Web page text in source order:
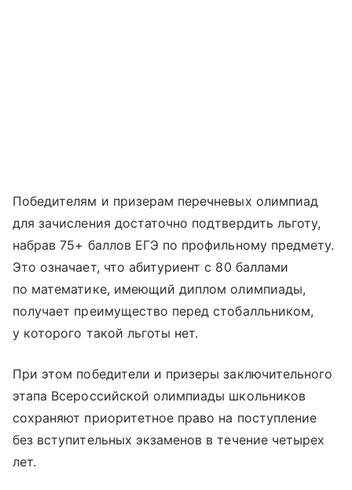
Победителям и призерам перечневых олимпиад
для зачисления достаточно подтвердить льготу,
набрав 75+ баллов ЕГЭ по профильному предмету.
Это означает, что абитуриент с 80 баллами
по математике, имеющий диплом олимпиады,
получает преимущество перед стобалльником,
у которого такой льготы нет.
При этом победители и призеры заключительного
этапа Всероссийской олимпиады школьников
сохраняют приоритетное право на поступление
без вступительных экзаменов в течение четырех
лет.